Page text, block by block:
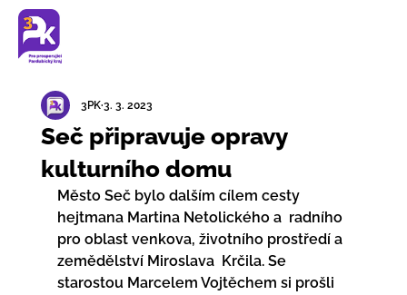
Seč připravuje opravy
kulturního domu
3PK 3. 3. 2023
Město Seč bylo dalším cílem cesty
hejtmana Martina Netolického a  radního
pro oblast venkova, životního prostředí a
zemědělství Miroslava  Krčila. Se
starostou Marcelem Vojtěchem si prošli